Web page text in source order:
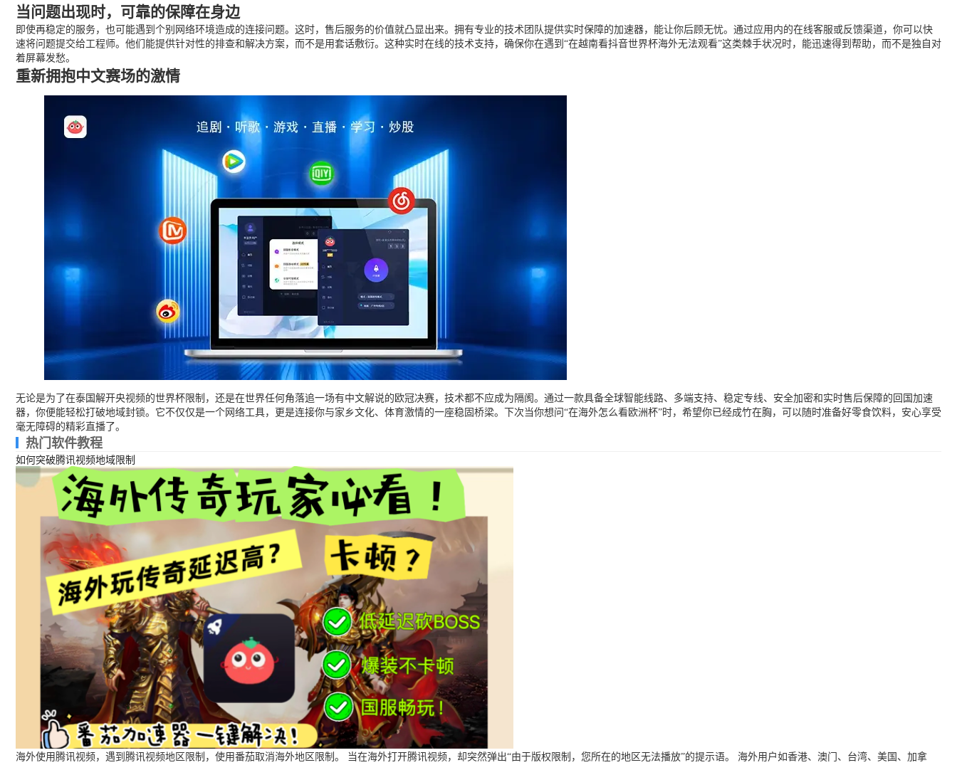
当问题出现时，可靠的保障在身边
即使再稳定的服务，也可能遇到个别网络环境造成的连接问题。这时，售后服务的价值就凸显出来。拥有专业的技术团队提供实时保障的加速器，能让你后顾无忧。通过应用内的在线客服或反馈渠道，你可以快
速将问题提交给工程师。他们能提供针对性的排查和解决方案，而不是用套话敷衍。这种实时在线的技术支持，确保你在遇到“在越南看抖音世界杯海外无法观看”这类棘手状况时，能迅速得到帮助，而不是独自对
着屏幕发愁。
重新拥抱中文赛场的激情
无论是为了在泰国解开央视频的世界杯限制，还是在世界任何角落追一场有中文解说的欧冠决赛，技术都不应成为隔阂。通过一款具备全球智能线路、多端支持、稳定专线、安全加密和实时售后保障的回国加速
器，你便能轻松打破地域封锁。它不仅仅是一个网络工具，更是连接你与家乡文化、体育激情的一座稳固桥梁。下次当你想问“在海外怎么看欧洲杯”时，希望你已经成竹在胸，可以随时准备好零食饮料，安心享受
毫无障碍的精彩直播了。
热门软件教程
如何突破腾讯视频地域限制
海外使用腾讯视频，遇到腾讯视频地区限制，使用番茄取消海外地区限制。 当在海外打开腾讯视频，却突然弹出“由于版权限制，您所在的地区无法播放”的提示语。 海外用户如香港、澳门、台湾、美国、加拿